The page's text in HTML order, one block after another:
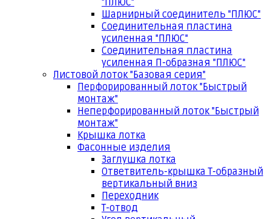
"ПЛЮС"
Шарнирный соединитель "ПЛЮС"
Соединительная пластина
усиленная "ПЛЮС"
Соединительная пластина
усиленная П-образная "ПЛЮС"
Листовой лоток "Базовая серия"
Перфорированный лоток "Быстрый
монтаж"
Неперфорированный лоток "Быстрый
монтаж"
Крышка лотка
Фасонные изделия
Заглушка лотка
Ответвитель-крышка Т-образный
вертикальный вниз
Переходник
Т-отвод